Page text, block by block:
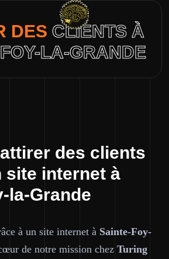
DES CLIENTS À
LA-GRANDE
des clients
site internet à
la-Grande
à un site internet à Sainte-Foy-
de notre mission chez Turing